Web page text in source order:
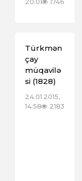
Türkmən
çay
müqavilə
si (1828)
24.01.2015,
14:58
2183